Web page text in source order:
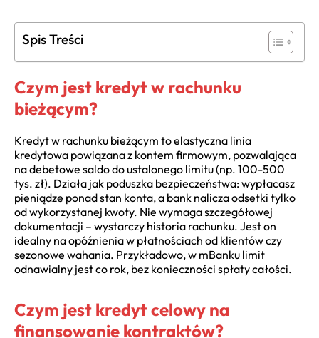
Spis Treści
Czym jest kredyt w rachunku
bieżącym?
Kredyt w rachunku bieżącym to elastyczna linia
kredytowa powiązana z kontem firmowym, pozwalająca
na debetowe saldo do ustalonego limitu (np. 100-500
tys. zł). Działa jak poduszka bezpieczeństwa: wypłacasz
pieniądze ponad stan konta, a bank nalicza odsetki tylko
od wykorzystanej kwoty. Nie wymaga szczegółowej
dokumentacji – wystarczy historia rachunku. Jest on
idealny na opóźnienia w płatnościach od klientów czy
sezonowe wahania. Przykładowo, w mBanku limit
odnawialny jest co rok, bez konieczności spłaty całości.
Czym jest kredyt celowy na
finansowanie kontraktów?